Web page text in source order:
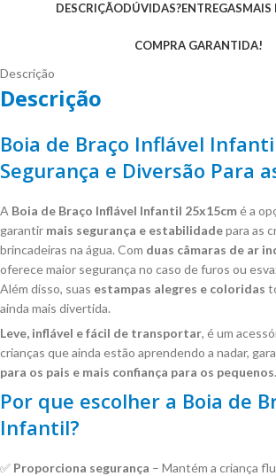
DESCRIÇÃODÚVIDAS?ENTREGASMAIS
COMPRA GARANTIDA!
Descrição
Descrição
Boia de Braço Inflável
Segurança e Diversão Para
A Boia de Braço Inflável Infantil 25x15cmé a
garantir mais segurança e estabilidadepara as
brincadeiras na água. Com duas câmaras de ar
oferece maior segurança no caso de furos ou
Além disso, suas estampas alegres e coloridas
ainda mais divertida.
Leve, inflável e fácil de transportar, é um
crianças que ainda estão aprendendo a nadar,
para os pais e mais confiança para os pequenos.
Por que escolher a Boia de
Infantil?
✅ Proporciona segurança – Mantém a criança